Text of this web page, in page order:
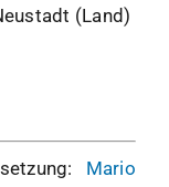
(Land)
Mario